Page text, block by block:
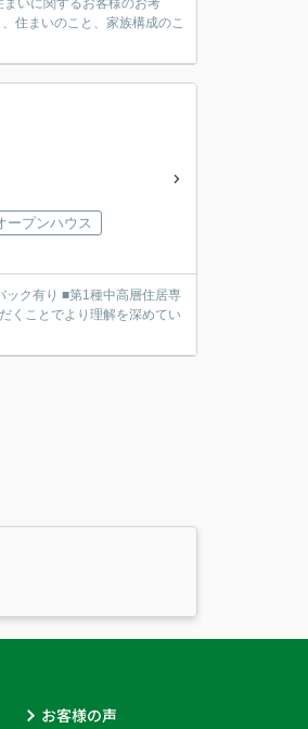
住まいのこと、家族構成のこ
ープンハウス
層住居専
お客様の声